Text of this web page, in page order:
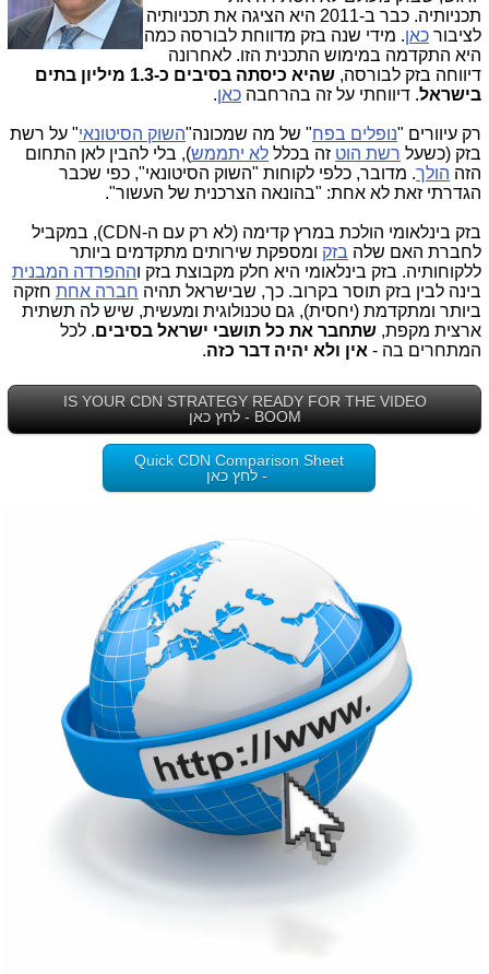
תכניותיה. כבר ב-2011 היא הציגה את תכניותיה
לציבור כאן. מידי שנה בזק מדווחת לבורסה כמה
היא התקדמה במימוש התכנית הזו. לאחרונה
דיווחה בזק לבורסה,
שהיא כיסתה בסיבים כ-1.3 מיליון בתים
בישראל. דיווחתי על זה בהרחבה כאן.
רק עיוורים "נופלים בפח" של מה שמכונה"השוק הסיטונאי" על רשת
בזק (כשעל רשת הוט זה בכלל לא יתממש), בלי להבין לאן התחום
הזה הולך. מדובר, כלפי לקוחות "השוק הסיטונאי", כפי שכבר
הגדרתי זאת לא אחת: "בהונאה הצרכנית של העשור".
בזק בינלאומי הולכת במרץ קדימה (לא רק עם ה-CDN), במקביל
לחברת האם שלה בזק ומספקת שירותים מתקדמים ביותר
ללקוחותיה. בזק בינלאומי היא חלק מקבוצת בזק וההפרדה המבנית
בינה לבין בזק תוסר בקרוב. כך, שבישראל תהיה חברה אחת חזקה
ביותר ומתקדמת (יחסית), גם טכנולוגית ומעשית, שיש לה תשתית
ארצית מקפת, שתחבר את כל תושבי ישראל בסיבים. לכל
המתחרים בה - אין ולא יהיה דבר כזה.
IS YOUR CDN STRATEGY READY FOR THE VIDEO
BOOM - לחץ כאן
Quick CDN Comparison Sheet
- לחץ כאן